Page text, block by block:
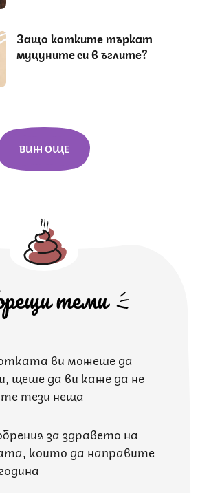
Защо котките търкат
муцуните си в ъглите?
ВИЖ ОЩЕ
теми
ви можеше да
щеше да ви каже да не
тези неща
за здравето на
които да направите